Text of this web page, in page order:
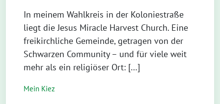
In meinem Wahlkreis in der Koloniestraße
liegt die Jesus Miracle Harvest Church. Eine
freikirchliche Gemeinde, getragen von der
Schwarzen Community – und für viele weit
mehr als ein religiöser Ort: […]
Mein Kiez